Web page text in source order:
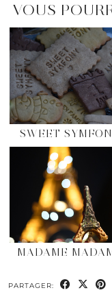
VOUS
SWEET
MADAME
PARTAGER: